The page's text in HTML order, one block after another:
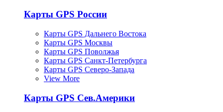
Карты GPS России
Карты GPS Дальнего Востока
Карты GPS Москвы
Карты GPS Поволжья
Карты GPS Санкт-Петербурга
Карты GPS Северо-Запада
View More
Карты GPS Сев.Америки